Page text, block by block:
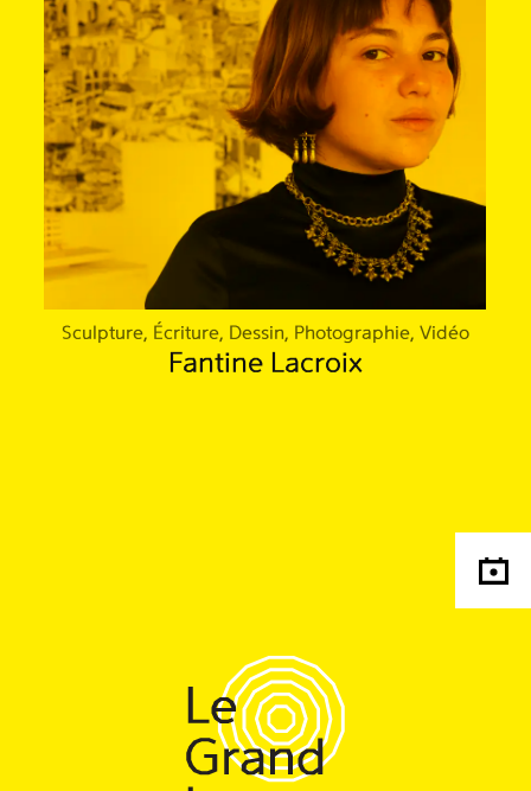
Sculpture, Écriture, Dessin, Photographie, Vidéo
Fantine Lacroix